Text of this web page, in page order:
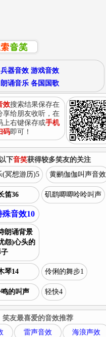
兵器音效 游戏音效
朗诵音乐 各国国歌
效搜索结果保存在
享给朋友收听，在
上右键保存或手机
码即可！
下音笑获得较多笑友的关注
(冥想游历)5
黄鹂伽伽叫声音效
36 矶鹞唧唧呤呤叫声
殊音效10
诵背景
怨)心头的
14 伶俐的舞步1
的叫声 轻快4
笑友最喜爱的音效推荐
雷声音效 海浪声效